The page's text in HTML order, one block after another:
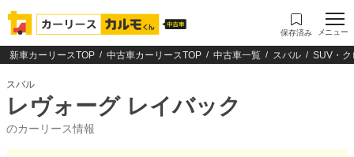
保存済み メニュー
新車カーリースTOP 中古車カーリースTOP 中古車一覧 スバル SUV・ク
スバル
レヴォーグ レイバック
のカーリース情報